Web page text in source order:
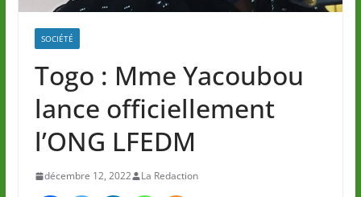
SOCIÉTÉ
Togo : Mme Yacoubou
lance officiellement
l’ONG LFEDM
décembre 12, 2022 La Redaction